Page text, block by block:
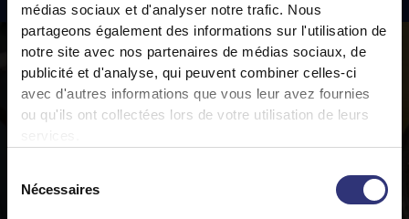
médias sociaux et d'analyser notre trafic. Nous
partageons également des informations sur l'utilisation de
notre site avec nos partenaires de médias sociaux, de
publicité et d'analyse, qui peuvent combiner celles-ci
avec d'autres informations que vous leur avez fournies
ou qu'ils ont collectées lors de votre utilisation de leurs
Nécessaires